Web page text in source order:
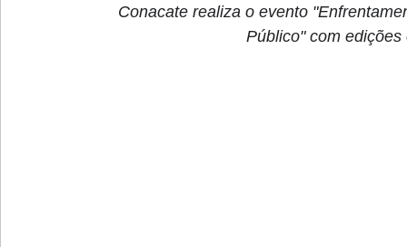
Conacate realiza o evento
Público" com